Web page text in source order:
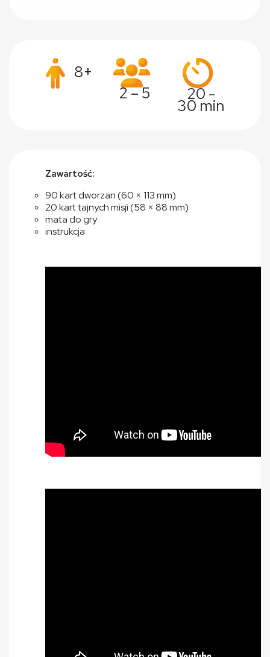
8+
2 – 5
20 -
30 min
Zawartość:
90 kart dworzan (60 × 113 mm)
20 kart tajnych misji (58 × 88 mm)
mata do gry
instrukcja